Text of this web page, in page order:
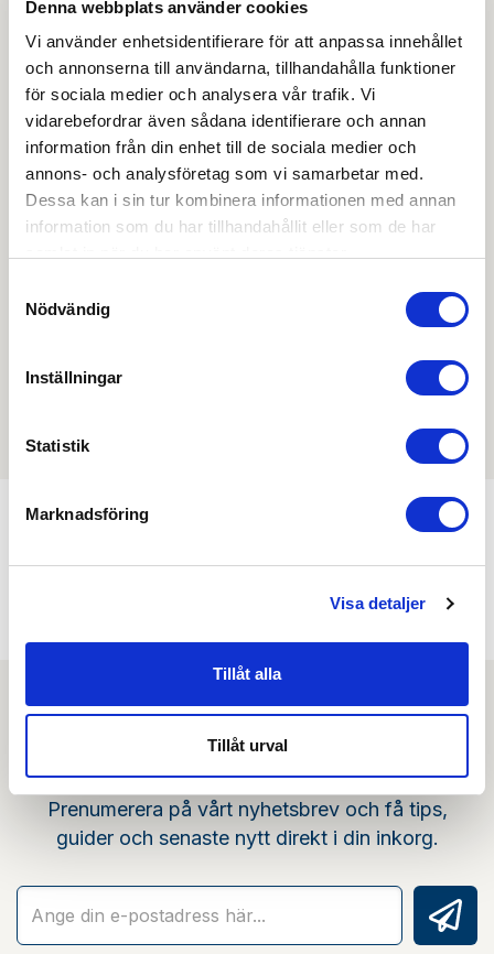
Denna webbplats använder cookies
Vi använder enhetsidentifierare för att anpassa innehållet
och annonserna till användarna, tillhandahålla funktioner
för sociala medier och analysera vår trafik. Vi
vidarebefordrar även sådana identifierare och annan
information från din enhet till de sociala medier och
annons- och analysföretag som vi samarbetar med.
Dessa kan i sin tur kombinera informationen med annan
information som du har tillhandahållit eller som de har
Nödvändig
Inställningar
Statistik
Marknadsföring
Visa detaljer
Tillåt alla
Tillåt urval
Det finns inga dokument kopplade till denna produkt
Skapa konto Logga in
Skapa inloggning, bli företagskund eller logga in för att
beställa, se priser,
Filmer
Nyhetsbrev
Prenumerera på vårt nyhetsbrev och få tips,
guider och senaste nytt direkt i din inkorg.